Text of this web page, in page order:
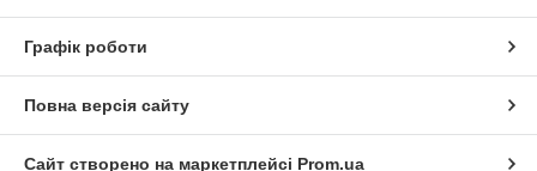
Графік роботи
Повна версія сайту
Сайт створено на маркетплейсі Prom.ua